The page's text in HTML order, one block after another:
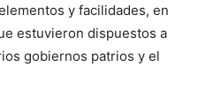
y facilidades, en
estuvieron dispuestos a
gobiernos patrios y el